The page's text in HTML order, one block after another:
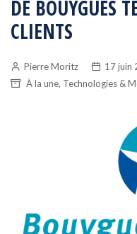
DE BOUYGUES
CLIENTS
Pierre Moritz
17 juin
À la une, Technologies &